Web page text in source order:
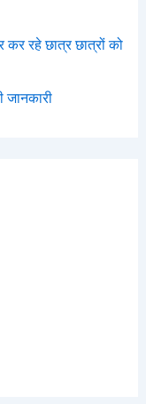
रहे छात्र छात्रों को